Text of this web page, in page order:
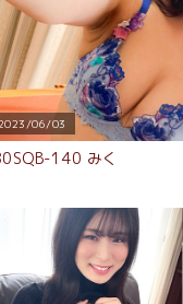
06/03
140 みく